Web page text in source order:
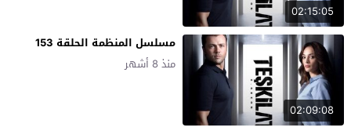
02:15:05
02:09:08
مسلسل المنظمة الحلقة 153
منذ 8 أشهر